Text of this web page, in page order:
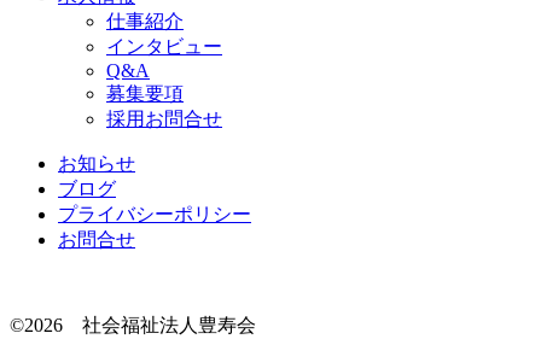
仕事紹介
インタビュー
Q&A
募集要項
採用お問合せ
お知らせ
ブログ
プライバシーポリシー
お問合せ
©2026 社会福祉法人豊寿会